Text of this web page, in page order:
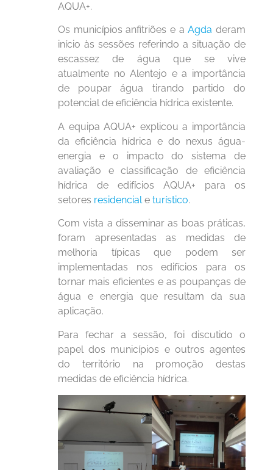
AQUA+.
Os municípios anfitriões e aAgda deram
início às sessões referindo a situação de
escassez de água que se vive
atualmente no Alentejo e a importância
de poupar água tirando partido do
potencial de eficiência hídrica existente.
A equipa AQUA+ explicou a importância
da eficiência hídrica e do nexus água-
energia e o impacto do sistema de
avaliação e classificação de eficiência
hídrica de edifícios AQUA+ para os
setores residencial e turístico.
Com vista a disseminar as boas práticas,
foram apresentadas as medidas de
melhoria típicas que podem ser
implementadas nos edifícios para os
tornar mais eficientes e as poupanças de
água e energia que resultam da sua
aplicação.
Para fechar a sessão, foi discutido o
papel dos municípios e outros agentes
do território na promoção destas
medidas de eficiência hídrica.